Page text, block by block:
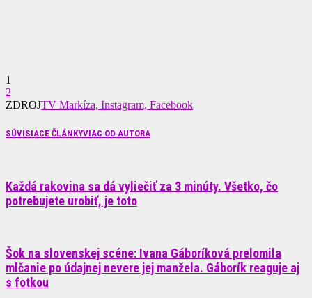
1
2
ZDROJTV Markíza, Instagram, Facebook
SÚVISIACE ČLÁNKYVIAC OD AUTORA
Každá rakovina sa dá vyliečiť za 3 minúty. Všetko, čo
potrebujete urobiť, je toto
Šok na slovenskej scéne: Ivana Gáboríková prelomila
mlčanie po údajnej nevere jej manžela. Gáborík reaguje aj
s fotkou